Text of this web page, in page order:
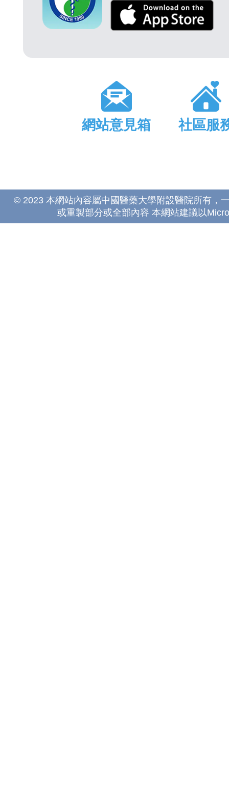
網站意見箱 社區服
© 2023 本網站內容屬中國醫藥大學附設醫院所有，
或重製部分或全部內容 本網站建議以